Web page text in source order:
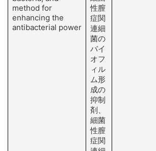
method for
enhancing the
antibacterial power
性膣
症関
連細
菌の
バイ
オフ
ィル
ム形
成の
抑制
剤、
細菌
性膣
症関